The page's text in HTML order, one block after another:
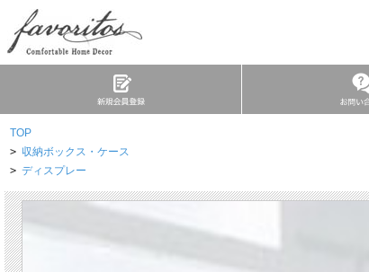
TOP
> 収納ボックス・ケース
> ディスプレー